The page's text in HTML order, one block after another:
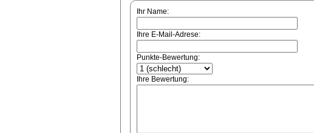
Ihr Name:
Ihre E-Mail-Adrese:
Punkte-Bewertung:
Ihre Bewertung: